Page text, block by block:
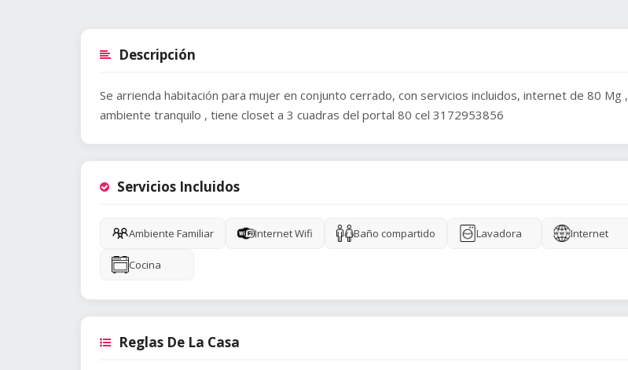
Descripción
Se arrienda habitación para mujer en conjunto cerrado, con servicios incluidos, internet de 80 Mg ,
ambiente tranquilo , tiene closet a 3 cuadras del portal 80 cel 3172953856
Servicios Incluidos
Ambiente Familiar Internet Wifi Baño compartido Lavadora Internet
Cocina
Reglas De La Casa